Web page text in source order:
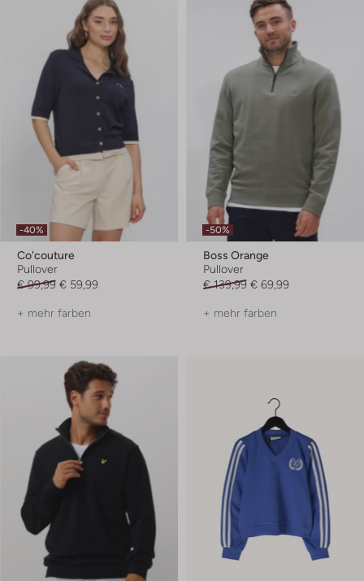
-40%
Co'couture
Pullover
€ 99,99 € 59,99
+ mehr farben
-50%
Boss Orange
Pullover
€ 139,99 € 69,99
+ mehr farben